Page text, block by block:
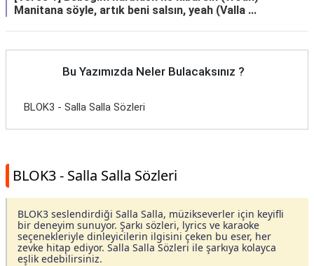
Manitana söyle, artık beni salsın, yeah (Valla ...
Bu Yazımızda Neler Bulacaksınız ?
BLOK3 - Salla Salla Sözleri
BLOK3 - Salla Salla Sözleri
BLOK3 seslendirdiği Salla Salla, müzikseverler için keyifli
bir deneyim sunuyor. Şarkı sözleri, lyrics ve karaoke
seçenekleriyle dinleyicilerin ilgisini çeken bu eser, her
zevke hitap ediyor. Salla Salla Sözleri ile şarkıya kolayca
eşlik edebilirsiniz.